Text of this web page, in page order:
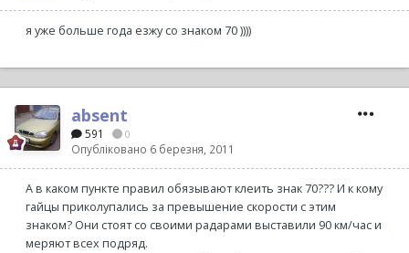
я уже больше года езжу со знаком 70 ))))
absent
591 0
Опубліковано 6 березня, 2011
А в каком пункте правил обязывают клеить знак 70??? И к кому
гайцы приколупались за превышение скорости с этим
знаком? Они стоят со своими радарами выставили 90 км/час и
меряют всех подряд.